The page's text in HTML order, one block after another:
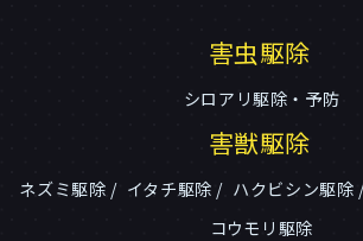
害虫駆除
シロアリ駆除・予防
害獣駆除
ネズミ駆除 イタチ駆除 ハクビシン駆除
コウモリ駆除